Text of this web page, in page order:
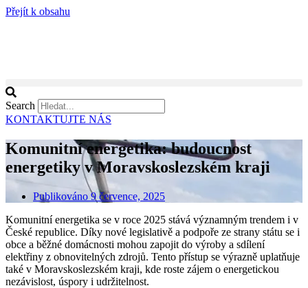
Přejít k obsahu
Search
KONTAKTUJTE NÁS
Komunitní energetika: budoucnost
energetiky v Moravskoslezském kraji
Publikováno 9 července, 2025
Komunitní energetika se v roce 2025 stává významným trendem i v
České republice. Díky nové legislativě a podpoře ze strany státu se i
obce a běžné domácnosti mohou zapojit do výroby a sdílení
elektřiny z obnovitelných zdrojů. Tento přístup se výrazně uplatňuje
také v Moravskoslezském kraji, kde roste zájem o energetickou
nezávislost, úspory i udržitelnost.